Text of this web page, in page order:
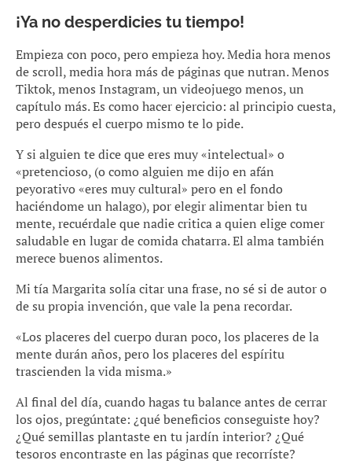
¡Ya no desperdicies tu tiempo!
Empieza con poco, pero empieza hoy. Media hora menos
de scroll, media hora más de páginas que nutran. Menos
Tiktok, menos Instagram, un videojuego menos, un
capítulo más. Es como hacer ejercicio: al principio cuesta,
pero después el cuerpo mismo te lo pide.
Y si alguien te dice que eres muy «intelectual» o
«pretencioso, (o como alguien me dijo en afán
peyorativo «eres muy cultural» pero en el fondo
haciéndome un halago), por elegir alimentar bien tu
mente, recuérdale que nadie critica a quien elige comer
saludable en lugar de comida chatarra. El alma también
merece buenos alimentos.
Mi tía Margarita solía citar una frase, no sé si de autor o
de su propia invención, que vale la pena recordar.
«Los placeres del cuerpo duran poco, los placeres de la
mente durán años, pero los placeres del espíritu
trascienden la vida misma.»
Al final del día, cuando hagas tu balance antes de cerrar
los ojos, pregúntate: ¿qué beneficios conseguiste hoy?
¿Qué semillas plantaste en tu jardín interior? ¿Qué
tesoros encontraste en las páginas que recorríste?